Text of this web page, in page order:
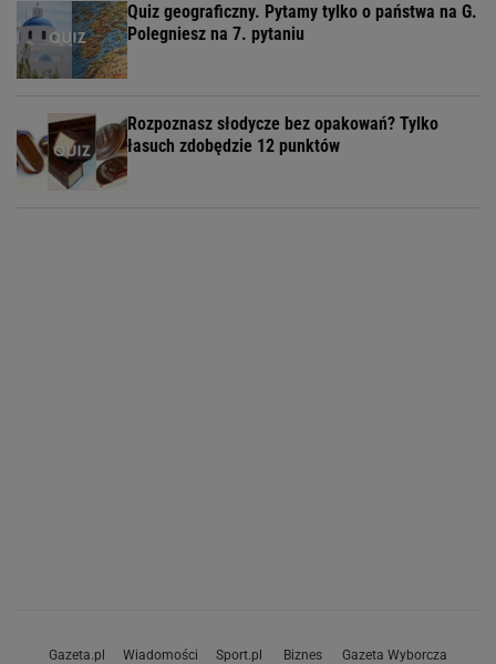
Quiz geograficzny. Pytamy tylko o państwa na G.
Polegniesz na 7. pytaniu
Rozpoznasz słodycze bez opakowań? Tylko
łasuch zdobędzie 12 punktów
Gazeta.pl Wiadomości Sport.pl Biznes Gazeta Wyborcza